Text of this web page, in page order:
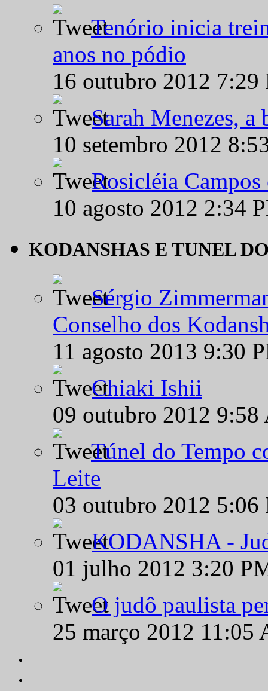
Tenório inicia
anos no pódio
16 outubro 2012
Sarah Menezes,
10 setembro 2012
Rosicléia
10 agosto 2012 2:34
KODANSHAS E TUNEL
Sérgio
Conselho dos
11 agosto 2013 9:30
Chiaki Ishii
09 outubro 2012
Túnel do Tempo
Leite
03 outubro 2012
KODANSHA -
01 julho 2012 3:20
O judô paulista
25 março 2012